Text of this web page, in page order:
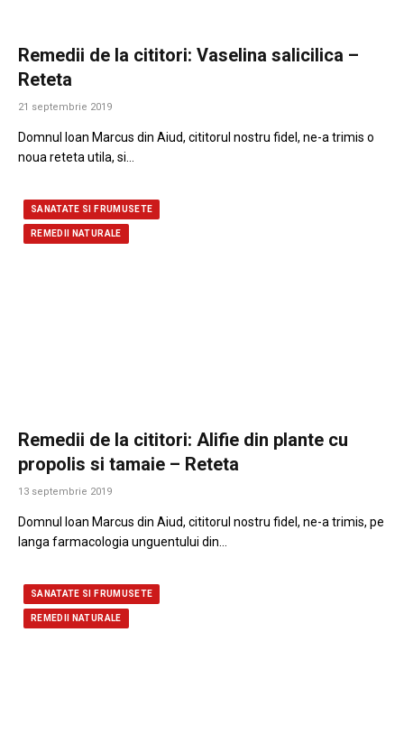
Remedii de la cititori: Vaselina salicilica –
Reteta
21 septembrie 2019
Domnul Ioan Marcus din Aiud, cititorul nostru fidel, ne-a trimis o
noua reteta utila, si…
SANATATE SI FRUMUSETE
REMEDII NATURALE
Remedii de la cititori: Alifie din plante cu
propolis si tamaie – Reteta
13 septembrie 2019
Domnul Ioan Marcus din Aiud, cititorul nostru fidel, ne-a trimis, pe
langa farmacologia unguentului din…
SANATATE SI FRUMUSETE
REMEDII NATURALE